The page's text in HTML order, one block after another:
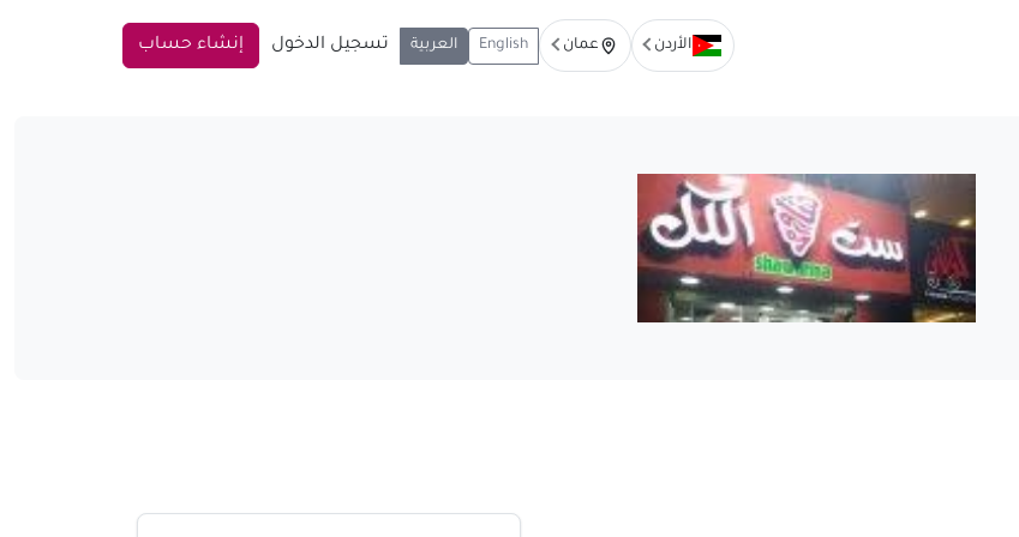
الأردن عمان English العربية تسجيل الدخول إنشاء حساب